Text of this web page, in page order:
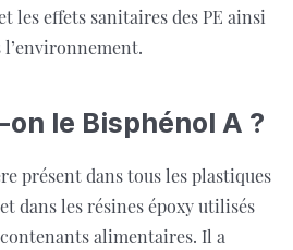
les effets sanitaires des PE ainsi
l’environnement.
le Bisphénol A ?
présent dans tous les plastiques
dans les résines époxy utilisés
alimentaires. Il a